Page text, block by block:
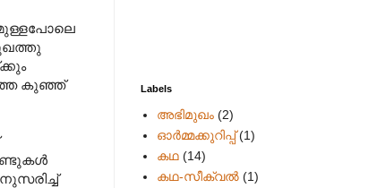
കുഞ്ഞ്
Labels
അഭിമുഖം (2)
ഓർമ്മക്കുറിപ്പ് (1)
കഥ (14)
കഥ-സീക്വല്‍ (1)